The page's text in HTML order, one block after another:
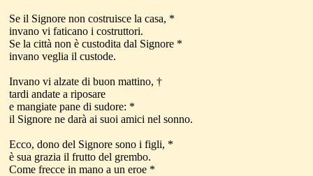
Se il Signore non costruisce la casa, *
invano vi faticano i costruttori.
Se la città non è custodita dal Signore *
invano veglia il custode.
Invano vi alzate di buon mattino, †
tardi andate a riposare
e mangiate pane di sudore: *
il Signore ne darà ai suoi amici nel sonno.
Ecco, dono del Signore sono i figli, *
è sua grazia il frutto del grembo.
Come frecce in mano a un eroe *